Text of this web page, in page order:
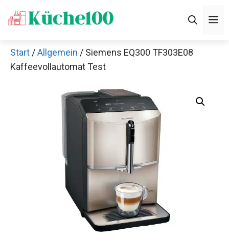
Inhalt
Start /Allgemein / Siemens EQ300 TF303E08
Kaffeevollautomat Test